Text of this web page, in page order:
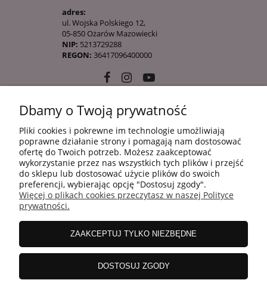
adres:
ul. Wojska Polskiego 12,
05-850 Ożarów Mazowiecki
NIP: 5213729288
REGON: 36417096400000
10 KROKÓW KOREAŃSKIEJ PIELĘGANCJI
INFORMACJE
ZAKUPY
MOJE KONTO
WSPÓŁPRACA
Dbamy o Twoją prywatność
Pliki cookies i pokrewne im technologie umożliwiają
poprawne działanie strony i pomagają nam dostosować
ofertę do Twoich potrzeb. Możesz zaakceptować
wykorzystanie przez nas wszystkich tych plików i przejść
do sklepu lub dostosować użycie plików do swoich
preferencji, wybierając opcję "Dostosuj zgody".
Więcej o plikach cookies przeczytasz w naszej Polityce
prywatności.
ZAAKCEPTUJ TYLKO NIEZBĘDNE
DOSTOSUJ ZGODY